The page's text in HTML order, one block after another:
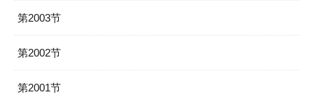
第2003节
第2002节
第2001节